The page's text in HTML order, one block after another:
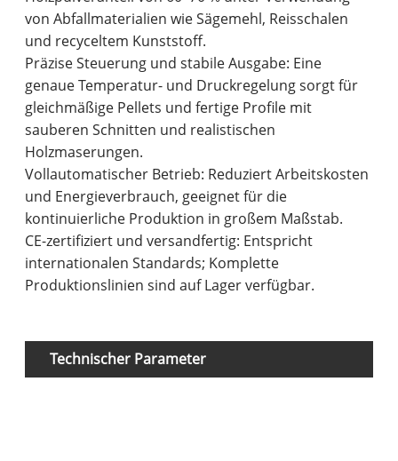
von Abfallmaterialien wie Sägemehl, Reisschalen
und recyceltem Kunststoff.
Präzise Steuerung und stabile Ausgabe: Eine
genaue Temperatur- und Druckregelung sorgt für
gleichmäßige Pellets und fertige Profile mit
sauberen Schnitten und realistischen
Holzmaserungen.
Vollautomatischer Betrieb: Reduziert Arbeitskosten
und Energieverbrauch, geeignet für die
kontinuierliche Produktion in großem Maßstab.
CE-zertifiziert und versandfertig: Entspricht
internationalen Standards; Komplette
Produktionslinien sind auf Lager verfügbar.
Technischer Parameter